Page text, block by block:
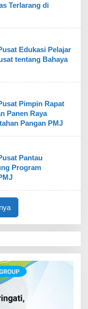
Terlarang di
Edukasi Pelajar
tentang Bahaya
Pimpin Rapat
Panen Raya
Pangan PMJ
Pantau
Program